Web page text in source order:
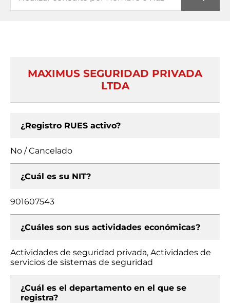
MAXIMUS SEGURIDAD PRIVADA
LTDA
¿Registro RUES activo?
No / Cancelado
¿Cuál es su NIT?
901607543
¿Cuáles son sus actividades económicas?
Actividades de seguridad privada, Actividades de
servicios de sistemas de seguridad
¿Cuál es el departamento en el que se
registra?